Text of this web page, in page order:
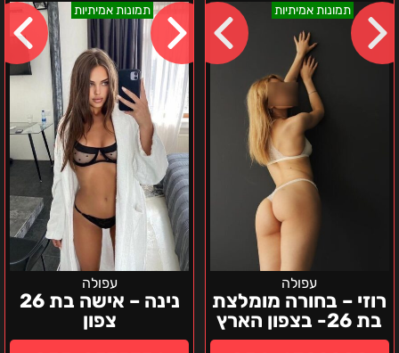
תמונות אמיתיות
עפולה
רוזי – בחורה מומלצת
בת 26- בצפון הארץ
רוזי
–
בחורה
מומלצת
בת
בצפון
הארץ
תמונות אמיתיות
עפולה
נינה – אישה בת 26
צפון
נינה
–
אישה
בת
26
צפון